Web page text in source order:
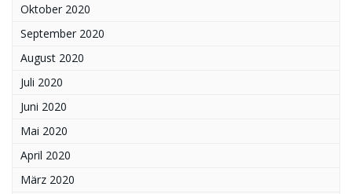
Oktober 2020
September 2020
August 2020
Juli 2020
Juni 2020
Mai 2020
April 2020
März 2020